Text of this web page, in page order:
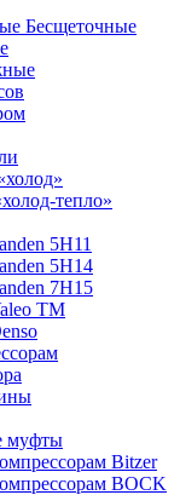
Бесщеточные
тепло»
5H11
5H14
7H15
ТМ
муфты
Bitzer
BOCK